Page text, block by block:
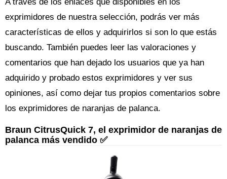
exprimidores de nuestra selección, podrás ver más
características de ellos y adquirirlos si son lo que estás
buscando. También puedes leer las valoraciones y
comentarios que han dejado los usuarios que ya han
adquirido y probado estos exprimidores y ver sus
opiniones, así como dejar tus propios comentarios sobre
los exprimidores de naranjas de palanca.
Braun CitrusQuick 7, el exprimidor de naranjas de
palanca más vendido ✅